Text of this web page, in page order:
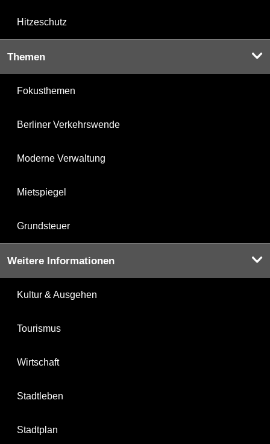
Hitzeschutz
Themen
Fokusthemen
Berliner Verkehrswende
Moderne Verwaltung
Mietspiegel
Grundsteuer
Weitere Informationen
Kultur & Ausgehen
Tourismus
Wirtschaft
Stadtleben
Stadtplan